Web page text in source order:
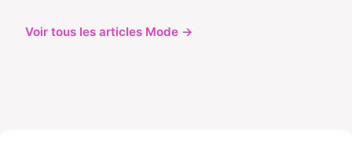
Voir tous les articles Mode →